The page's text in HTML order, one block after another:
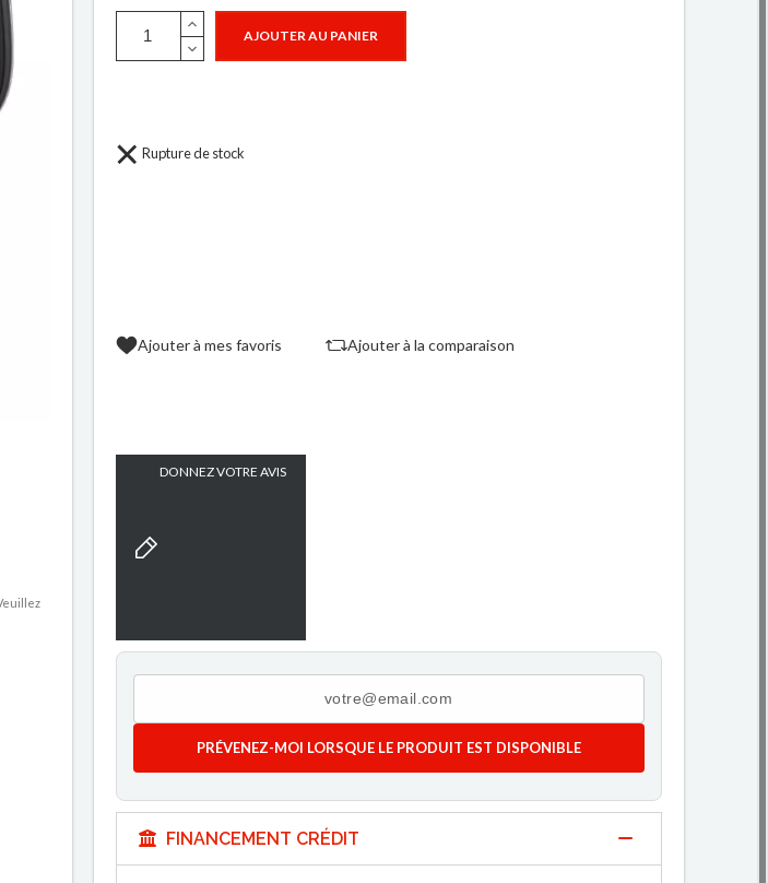
AJOUTER AU PANIER
Rupture de stock
Ajouter à mes favoris Ajouter à la comparaison
DONNEZ VOTRE AVIS
PRÉVENEZ-MOI LORSQUE LE PRODUIT EST DISPONIBLE
FINANCEMENT CRÉDIT